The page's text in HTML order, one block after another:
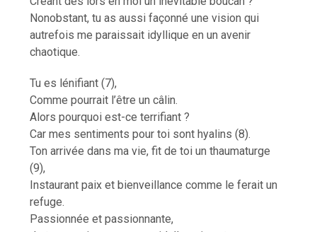
Nonobstant, tu as aussi façonné une vision qui
autrefois me paraissait idyllique en un avenir
chaotique.
Tu es lénifiant (7),
Comme pourrait l’être un câlin.
Alors pourquoi est-ce terrifiant ?
Car mes sentiments pour toi sont hyalins (8).
Ton arrivée dans ma vie, fit de toi un thaumaturge
(9),
Instaurant paix et bienveillance comme le ferait un
refuge.
Passionnée et passionnante,